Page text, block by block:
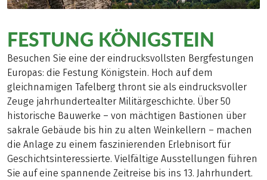
FESTUNG KÖNIGSTEIN
Besuchen Sie eine der eindrucksvollsten Bergfestungen
Europas: die Festung Königstein. Hoch auf dem
gleichnamigen Tafelberg thront sie als eindrucksvoller
Zeuge jahrhundertealter Militärgeschichte. Über 50
historische Bauwerke – von mächtigen Bastionen über
sakrale Gebäude bis hin zu alten Weinkellern – machen
die Anlage zu einem faszinierenden Erlebnisort für
Geschichtsinteressierte. Vielfältige Ausstellungen führen
Sie auf eine spannende Zeitreise bis ins 13. Jahrhundert.